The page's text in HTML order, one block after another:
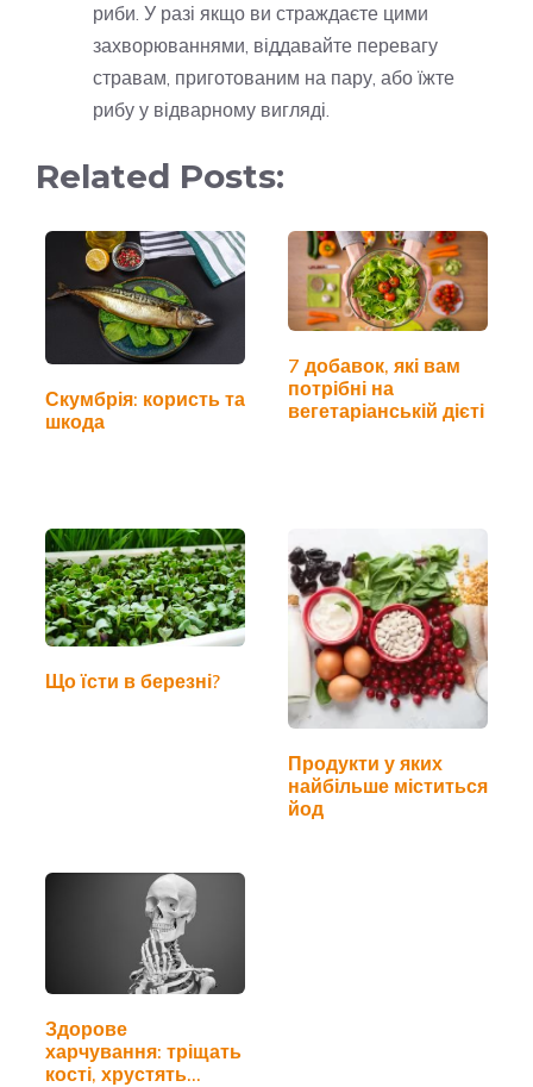
риби. У разі якщо ви страждаєте цими
захворюваннями, віддавайте перевагу
стравам, приготованим на пару, або їжте
рибу у відварному вигляді.
Related Posts:
Скумбрія: користь та
шкода
7 добавок, які вам
потрібні на
вегетаріанській дієті
Що їсти в березні?
Продукти у яких
найбільше міститься
йод
Здорове
харчування: тріщать
кості, хрустять